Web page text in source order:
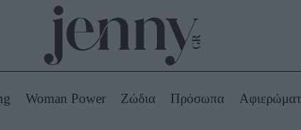
Beauty -
Ομορφιά
Skincare
Woman Power Ζώδια Πρόσωπα